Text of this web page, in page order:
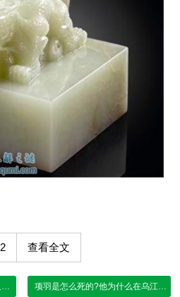
2 查看全文
温泉关战役的真实历史，7000人对阵30万(斯巴达勇士全部战死) 项羽是怎么死的?他为什么在乌江上自杀